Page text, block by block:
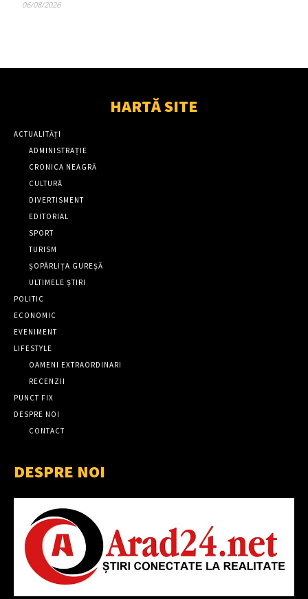
06/08/2026
HARTĂ SITE
ACTUALITĂȚI
ADMINISTRAȚIE
CRONICA NEAGRĂ
CULTURĂ
DIVERTISMENT
EDITORIAL
SPORT
TURISM
ȘOPÂRLIȚA GUREȘĂ
ULTIMELE ȘTIRI
POLITIC
ECONOMIC
EVENIMENT
LIFESTYLE
OAMENI EXTRAORDINARI
RECENZII
PUNCT FIX
DESPRE NOI
CONTACT
DESPRE NOI